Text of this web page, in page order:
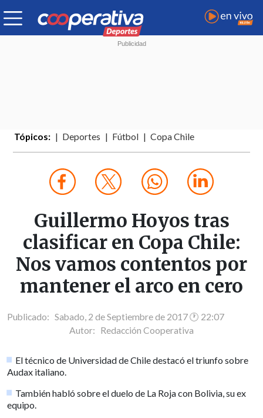
Tópicos: Deportes Fútbol Copa Chile
Guillermo Hoyos tras
clasificar en Copa Chile:
Nos vamos contentos por
mantener el arco en cero
Publicado: Sabado, 2 de Septiembre de 2017 🕐 22:07
Autor: Redacción Cooperativa
El técnico de Universidad de Chile destacó el triunfo sobre
Audax italiano.
También habló sobre el duelo de La Roja con Bolivia, su ex
equipo.